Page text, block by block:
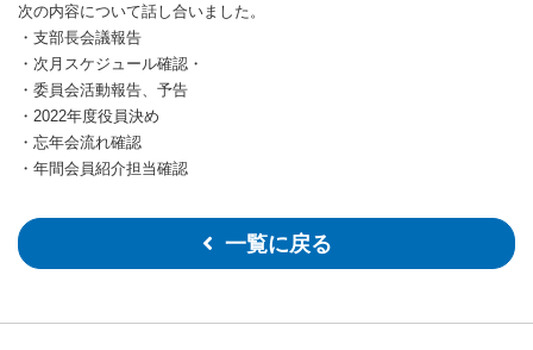
次の内容について話し合いました。
・支部長会議報告
・次月スケジュール確認・
・委員会活動報告、予告
・​​2022年度役員決め
・忘年会流れ確認
・年間会員紹介担当確認
一覧に戻る